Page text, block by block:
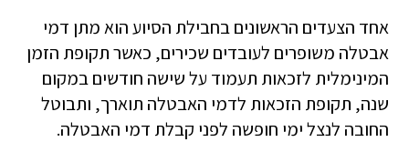
אחד הצעדים הראשונים בחבילת הסיוע הוא מתן דמי
אבטלה משופרים לעובדים שכירים, כאשר תקופת הזמן
המינימלית לזכאות תעמוד על שישה חודשים במקום
שנה, תקופת הזכאות לדמי האבטלה תוארך, ותבוטל
החובה לנצל ימי חופשה לפני קבלת דמי האבטלה.